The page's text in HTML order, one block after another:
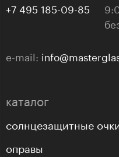
+7 495 185-09-85
e-mail:
каталог
солнцезащитные
оправы